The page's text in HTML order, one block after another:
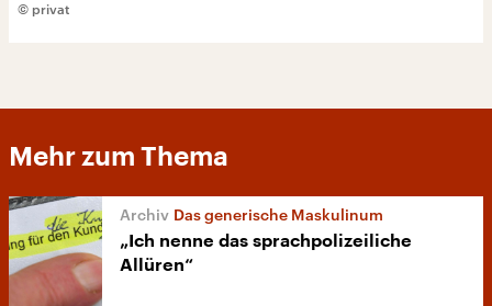
© privat
Mehr zum Thema
Das generische Maskulinum
„Ich nenne das sprachpolizeiliche
Allüren“